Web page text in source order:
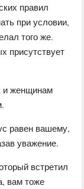
правил
при условии,
того же.
присутствует
и женщинам
равен вашему,
уважение.
встретил
вам тоже